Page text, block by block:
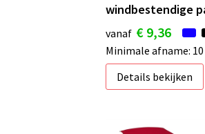
windbestendige
vanaf € 9,36
Minimale afname: 10
Details bekijken